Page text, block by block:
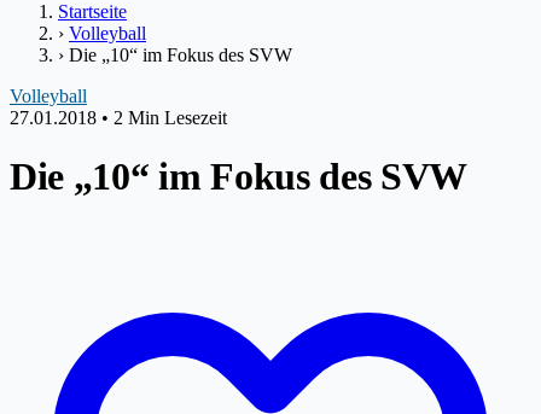
Startseite
› Volleyball
› Die „10“ im Fokus des SVW
Volleyball
27.01.2018 • 2 Min Lesezeit
Die „10“ im Fokus des SVW